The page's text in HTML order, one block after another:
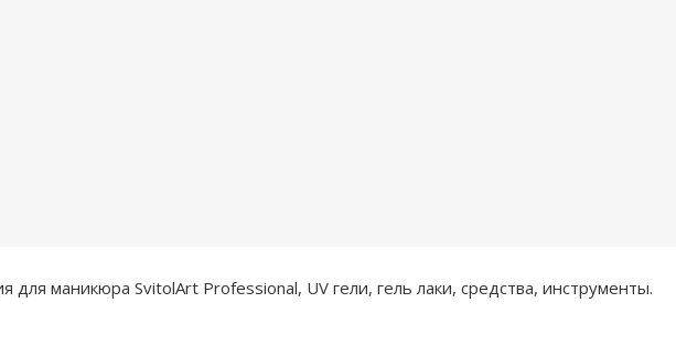
для маникюра SvitolArt Professional, UV гели, гель лаки, средства, инструменты.